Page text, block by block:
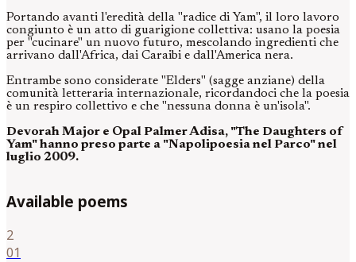
Portando avanti l'eredità della "radice di Yam", il loro lavoro
congiunto è un atto di guarigione collettiva: usano la poesia
per "cucinare" un nuovo futuro, mescolando ingredienti che
arrivano dall'Africa, dai Caraibi e dall'America nera.
Entrambe sono considerate "Elders" (sagge anziane) della
comunità letteraria internazionale, ricordandoci che la poesia
è un respiro collettivo e che "nessuna donna è un'isola".
Devorah Major e Opal Palmer Adisa, "The Daughters of
Yam" hanno preso parte a "Napolipoesia nel Parco" nel
luglio 2009.
Available poems
2
01